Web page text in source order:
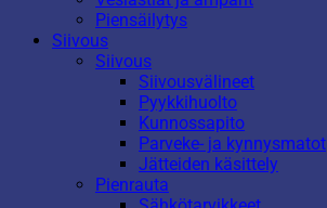
Piensäilytys
Siivous
Siivous
Siivousvälineet
Pyykkihuolto
Kunnossapito
Parveke- ja kynnysmatot
Jätteiden käsittely
Pienrauta